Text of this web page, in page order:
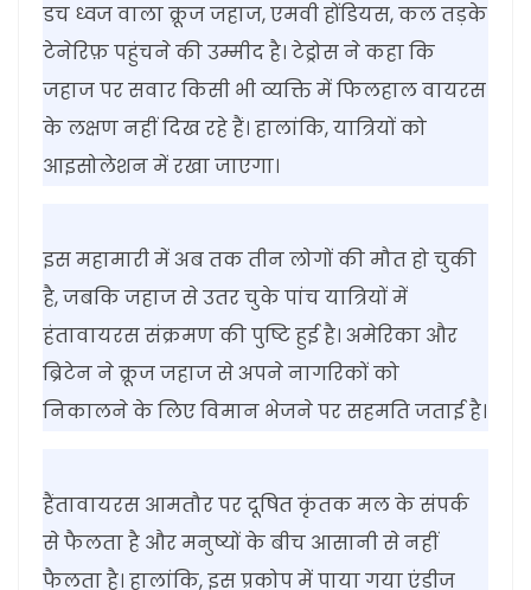
डच ध्वज वाला क्रूज जहाज, एमवी होंडियस, कल तड़के
टेनेरिफ़ पहुंचने की उम्मीद है। टेड्रोस ने कहा कि
जहाज पर सवार किसी भी व्यक्ति में फिलहाल वायरस
के लक्षण नहीं दिख रहे हैं। हालांकि, यात्रियों को
आइसोलेशन में रखा जाएगा।
इस महामारी में अब तक तीन लोगों की मौत हो चुकी
है, जबकि जहाज से उतर चुके पांच यात्रियों में
हंतावायरस संक्रमण की पुष्टि हुई है। अमेरिका और
ब्रिटेन ने क्रूज जहाज से अपने नागरिकों को
निकालने के लिए विमान भेजने पर सहमति जताई है।
हैंतावायरस आमतौर पर दूषित कृंतक मल के संपर्क
से फैलता है और मनुष्यों के बीच आसानी से नहीं
फैलता है। हालांकि, इस प्रकोप में पाया गया एंडीज